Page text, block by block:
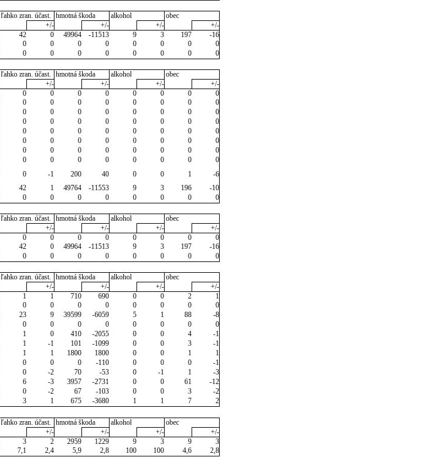
ľahko zran. účast. hmotná škoda alkohol
obec
+/- +/- +/-
+/-
42 0 49964 -11513 9 3 197
-16
0 0 0 0 0 0 0
0
0 0 0 0 0 0 0
0
ľahko zran. účast. hmotná škoda alkohol
obec
+/- +/- +/-
+/-
0 0 0 0 0 0 0
0
0 0 0 0 0 0 0
0
0 0 0 0 0 0 0
0
0 0 0 0 0 0 0
0
0 0 0 0 0 0 0
0
0 0 0 0 0 0 0
0
0 0 0 0 0 0 0
0
0 0 0 0 0 0 0
0
0 -1 200 40 0 0 1
-6
42 1 49764 -11553 9 3 196
-10
0 0 0 0 0 0 0
0
ľahko zran. účast. hmotná škoda alkohol
obec
+/- +/- +/-
+/-
0 0 0 0 0 0 0
0
42 0 49964 -11513 9 3 197
-16
0 0 0 0 0 0 0
0
ľahko zran. účast. hmotná škoda alkohol
obec
+/- +/- +/-
+/-
1 1 710 690 0 0 2
1
0 0 0 0 0 0 0
0
23 9 39599 -6059 5 1 88
-8
0 0 0 0 0 0 0
0
1 0 410 -2055 0 0 4
-1
1 -1 101 -1099 0 0 3
-1
1 1 1800 1800 0 0 1
1
0 0 0 -110 0 0 0
-1
0 -2 70 -53 0 -1 1
-3
6 -3 3957 -2731 0 0 61
-12
0 -2 67 -103 0 0 3
-2
3 1 675 -3680 1 1 7
2
ľahko zran. účast. hmotná škoda alkohol
obec
+/- +/- +/-
+/-
3 2 2959 1229 9 3 9
3
7,1 2,4 5,9 2,8 100 100 4,6
2,8